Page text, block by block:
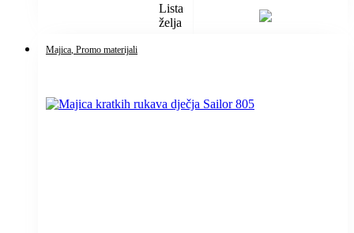
Lista
želja
Majica, Promo materijali